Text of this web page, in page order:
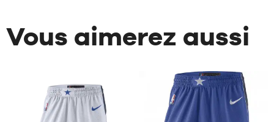
Vous aimerez aussi